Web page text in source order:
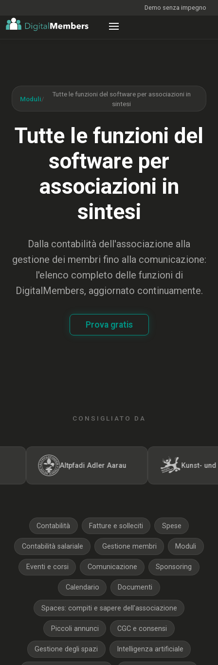
Demo senza impegno
Moduli/
Tutte le funzioni del software per associazioni in
sintesi
Tutte le funzioni del
software per
associazioni in
sintesi
Dalla contabilità dell'associazione alla
gestione dei membri fino alla comunicazione:
l'elenco completo delle funzioni di
DigitalMembers, aggiornato continuamente.
Prova gratis
CONSIGLIATO DA
Altpfadi Adler Aarau Kunst- und
Contabilità Fatture e solleciti Spese
Contabilità salariale Gestione membri Moduli
Eventi e corsi Comunicazione Sponsoring
Calendario Documenti
Spaces: compiti e sapere dell'associazione
Piccoli annunci CGC e consensi
Gestione degli spazi Intelligenza artificiale